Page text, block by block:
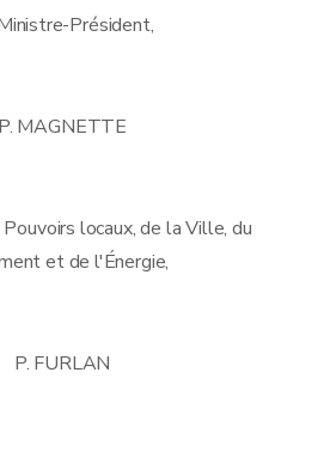
Président,
P. MAGNETTE
locaux, de la Ville, du
et de l'Énergie,
P. FURLAN